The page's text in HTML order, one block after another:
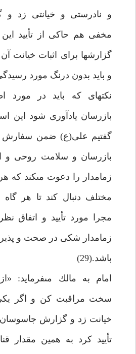
و نادرستى و خيانتى زد و
مخفى هم حاكى از تأييد
گزارش‏ها براى اثبات
و بايد بدون درنگ مورد
نكته‏اى كه بايد در مورد
بازرسان يادآورى شود اين
گفتيم على(ع) ضمن سفارش
بازرسان و سلامت روحى و
زمامدار را دعوت مى‏كند كه
مختلف دنبال كند تا هر
مجرا مورد تأييد و اتفاق
زمامدار شكى در صحت و
باشد.(29)
امام به مالك مى‏فرمايد:
سخت مراقبت كن و اگر
خيانت زد و گزارش جاسوسان
تأييد كرد به همين مقدار